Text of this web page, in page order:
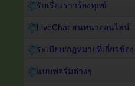
รับเรื่องราวร้องทุกข์
LiveChat สนทนาออนไลน์
ระเบียบ/กฏหมายที่เกี่ยวข้อง
แบบฟอร์มต่างๆ